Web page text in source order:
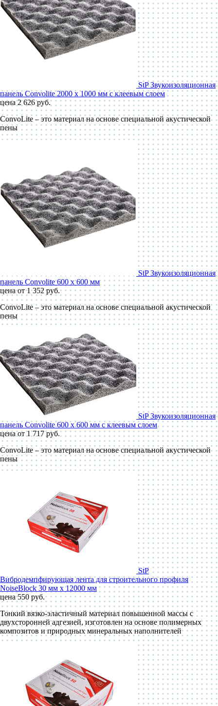
StP Звукоизоляционная
панель Convolite 2000 x 1000 мм с клеевым слоем
цена 2 626 руб.
ConvoLite – это материал на основе специальной акустической
пены
StP Звукоизоляционная
панель Convolite 600 x 600 мм
цена от 1 352 руб.
ConvoLite – это материал на основе специальной акустической
пены
StP Звукоизоляционная
панель Convolite 600 x 600 мм с клеевым слоем
цена от 1 717 руб.
ConvoLite – это материал на основе специальной акустической
пены
StP
Вибродемпфирующая лента для строительного профиля
NoiseBlock 30 мм x 12000 мм
цена 550 руб.
Тонкий вязко-эластичный материал повышенной массы с
двухсторонней адгезией, изготовлен на основе полимерных
композитов и природных минеральных наполнителей